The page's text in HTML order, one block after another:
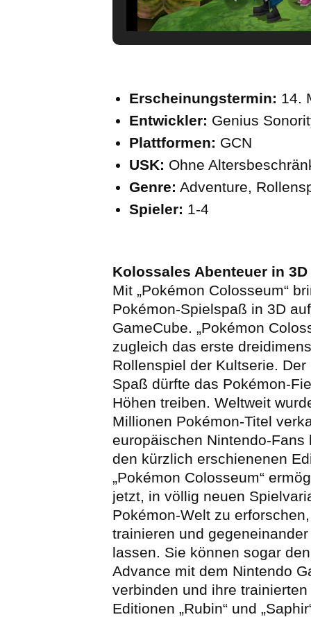
Erscheinungstermin: 14.
Entwickler: Genius
Plattformen: GCN
USK: Ohne
Genre: Adventure,
Spieler: 1-4
Kolossales Abenteuer in 3D
Mit „Pokémon Colosseum“
Pokémon-Spielspaß in 3D
GameCube. „Pokémon
zugleich das erste
Rollenspiel der Kultserie.
Spaß dürfte das Pokémon-
Höhen treiben. Weltweit
Millionen Pokémon-Titel
europäischen Nintendo-Fans
den kürzlich erschienenen
„Pokémon Colosseum“
jetzt, in völlig neuen
Pokémon-Welt zu
trainieren und
lassen. Sie können sogar
Advance mit dem Nintendo
verbinden und ihre
Editionen „Rubin“ und